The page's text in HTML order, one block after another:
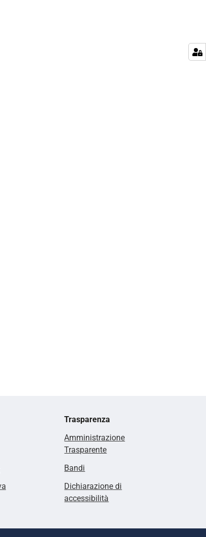
Trasparenza
Amministrazione
Trasparente
Bandi
Dichiarazione di
accessibilità